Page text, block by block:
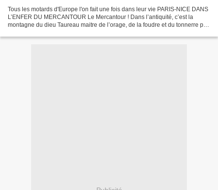
Tous les motards d'Europe l'on fait une fois dans leur vie PARIS-NICE DANS
L’ENFER DU MERCANTOUR Le Mercantour ! Dans l’antiquité, c’est la
montagne du dieu Taureau maitre de l’orage, de la foudre et du tonnerre par